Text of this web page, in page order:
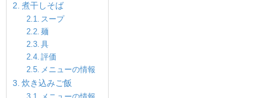
煮干しそば
スープ
麺
具
評価
メニューの情報
炊き込みご飯